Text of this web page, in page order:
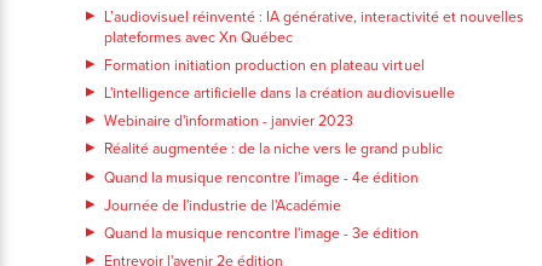
L’audiovisuel réinventé : IA générative, interactivité et nouvelles
plateformes avec Xn Québec
Formation initiation production en plateau virtuel
L'intelligence artificielle dans la création audiovisuelle
Webinaire d'information - janvier 2023
Réalité augmentée : de la niche vers le grand public
Quand la musique rencontre l'image - 4e édition
Journée de l'industrie de l'Académie
Quand la musique rencontre l'image - 3e édition
Entrevoir l'avenir 2e édition